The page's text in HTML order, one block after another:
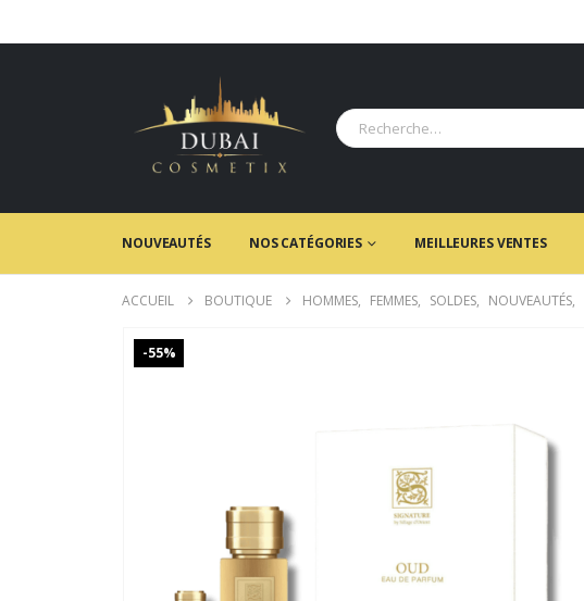
NOUVEAUTÉS NOS CATÉGORIES MEILLEURES VENTES
ACCUEIL BOUTIQUE HOMMES, FEMMES, SOLDES, NOUVEAUTÉS,
-55%